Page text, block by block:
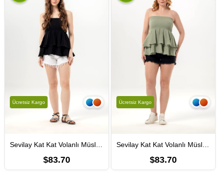
Sevilay Kat Kat Volanlı Müslin Bluz-Etek Siyah Syh
$83.70
Ücretsiz Kargo
Sevilay Kat Kat Volanlı Müslin Bluz-Etek Zeytin Yeşili Zytnysl
$83.70
Ücretsiz Kargo